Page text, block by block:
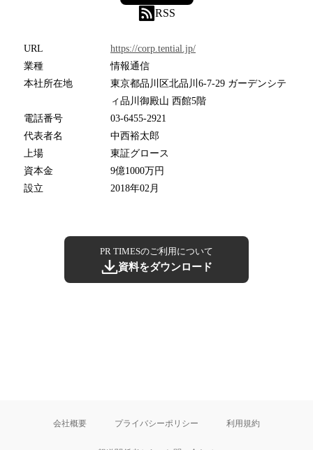
RSS
URL
https://corp.tential.jp/
業種
情報通信
本社所在地
東京都品川区北品川6-7-29 ガーデンシテ
ィ品川御殿山 西館5階
電話番号
03-6455-2921
代表者名
中西裕太郎
上場
東証グロース
資本金
9億1000万円
設立
2018年02月
PR TIMESのご利用について
資料をダウンロード
会社概要 プライバシーポリシー 利用規約